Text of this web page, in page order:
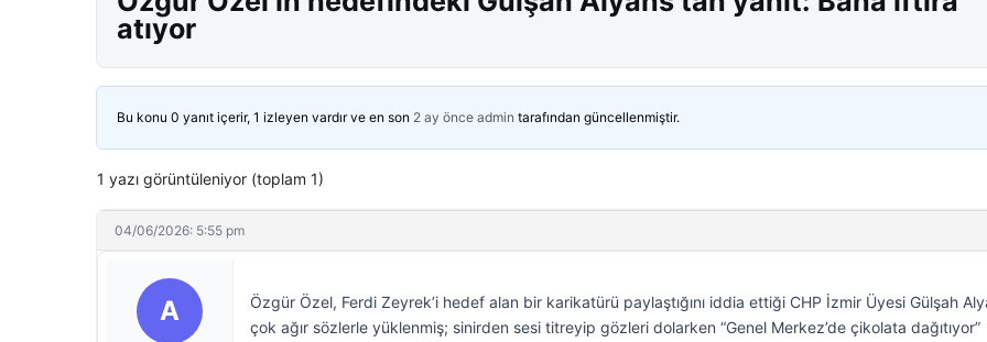
atıyor
Bu konu 0 yanıt içerir, 1 izleyen vardır ve en son 2 ay önce admin tarafından güncellenmiştir.
1 yazı görüntüleniyor (toplam 1)
04/06/2026: 5:55 pm
A
Özgür Özel, Ferdi Zeyrek’i hedef alan bir karikatürü paylaştığını iddia ettiği CHP İzmir Üyesi Gülşah
çok ağır sözlerle yüklenmiş; sinirden sesi titreyip gözleri dolarken “Genel Merkez’de çikolata dağıtıyor”